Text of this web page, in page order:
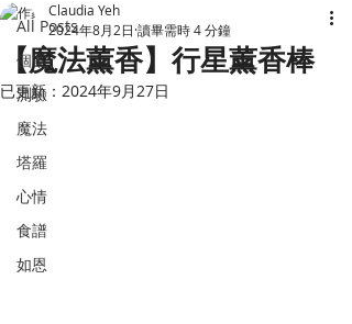
All Posts
個案
測驗
魔法
塔羅
心情
食譜
如恩
【魔法薰香】行星薰香棒
Claudia Yeh
2024年8月2日 讀畢需時 4 分鐘
已更新： 2024年9月27日